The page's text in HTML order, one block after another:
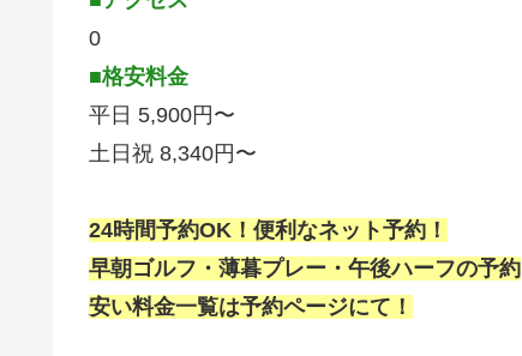
0
■格安料金
平日 5,900円〜
土日祝 8,340円〜
24時間予約OK！便利なネット予約！
早朝ゴルフ・薄暮プレー・午後ハーフの予約
安い料金一覧は予約ページにて！